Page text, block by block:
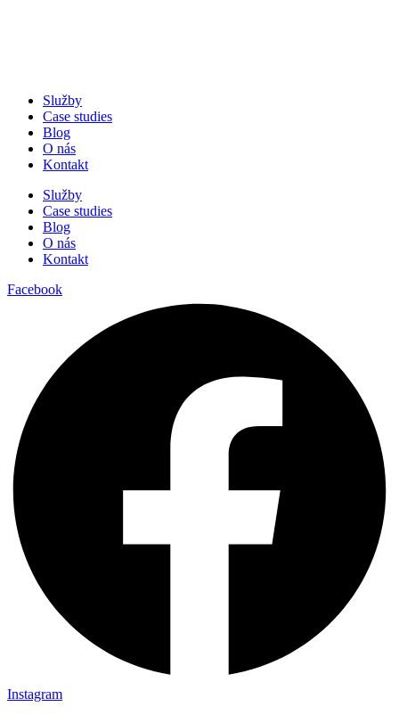
Služby
Case studies
Blog
O nás
Kontakt
Služby
Case studies
Blog
O nás
Kontakt
Facebook
Instagram